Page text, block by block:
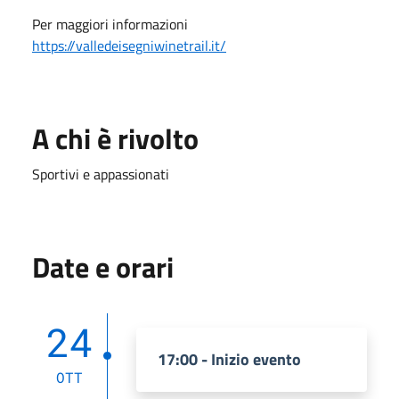
Per maggiori informazioni
https://valledeisegniwinetrail.it/
A chi è rivolto
Sportivi e appassionati
Date e orari
24
OTT
17:00 - Inizio evento